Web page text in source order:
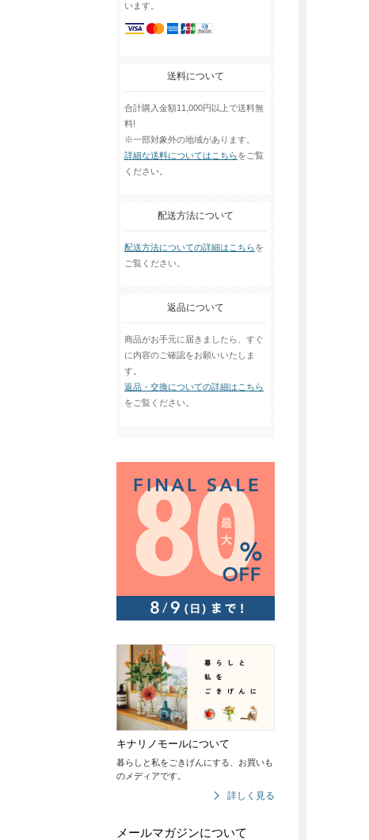
います。
送料について
合計購入金額11,000円以上で送料無
料!
※一部対象外の地域があります。
詳細な送料についてはこちらをご覧
ください。
配送方法について
配送方法についての詳細はこちらを
ご覧ください。
返品について
商品がお手元に届きましたら、すぐ
に内容のご確認をお願いいたしま
す。
返品・交換についての詳細はこちら
をご覧ください。
キナリノモールについて
暮らしと私をごきげんにする、お買いも
のメディアです。
詳しく見る
メールマガジンについて